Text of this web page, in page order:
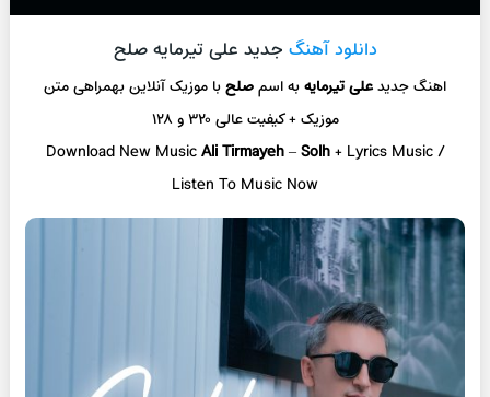
دانلود آهنگ جدید علی تیرمایه صلح
اهنگ جدیدعلی تیرمایهبه اسمصلحبا موزیک آنلاینبهمراهی متن
موزیک + کیفیت عالی ۳۲۰ و ۱۲۸
Download New MusicAli Tirmayeh–Solh+ Lyrics Music /
Listen To Music Now